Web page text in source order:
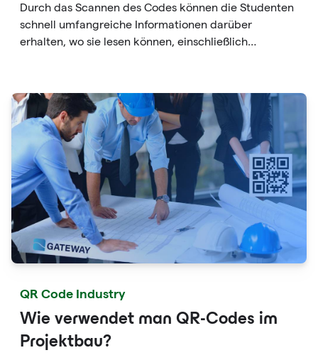
Durch das Scannen des Codes können die Studenten
schnell umfangreiche Informationen darüber
erhalten, wo sie lesen können, einschließlich
Überprüfung des Kursmaterials.
QR Code Industry
Wie verwendet man QR-Codes im
Projektbau?